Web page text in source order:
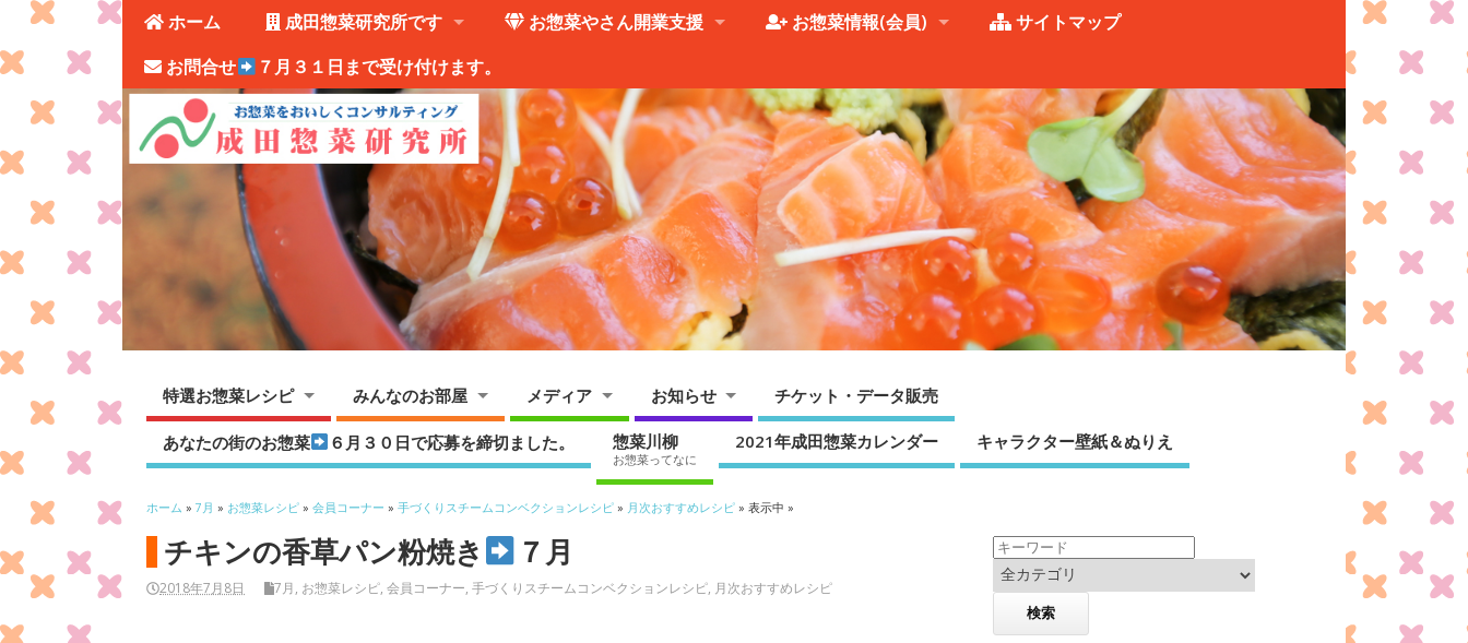
ホーム 成田惣菜研究所です お惣菜やさん開業支援 お惣菜情報(会員)
サイトマップ
お問合せ
７月３１日まで受け付けます。
特選お惣菜レシピ みんなのお部屋 メディア お知らせ チケット・データ販売
あなたの街のお惣菜 ６月３０日で応募を締切ました。 惣菜川柳
お惣菜ってなに
2021年成田惣菜カレンダー キャラクター壁紙＆ぬりえ
ホーム »7月 » お惣菜レシピ »会員コーナー »手づくりスチームコンベクションレシピ » 月次おすすめレシピ » 表示中 »
チキンの香草パン粉焼き ７月
2018年7月8日 7月, お惣菜レシピ,会員コーナー,手づくりスチームコンベクションレシピ, 月次おすすめレシピ